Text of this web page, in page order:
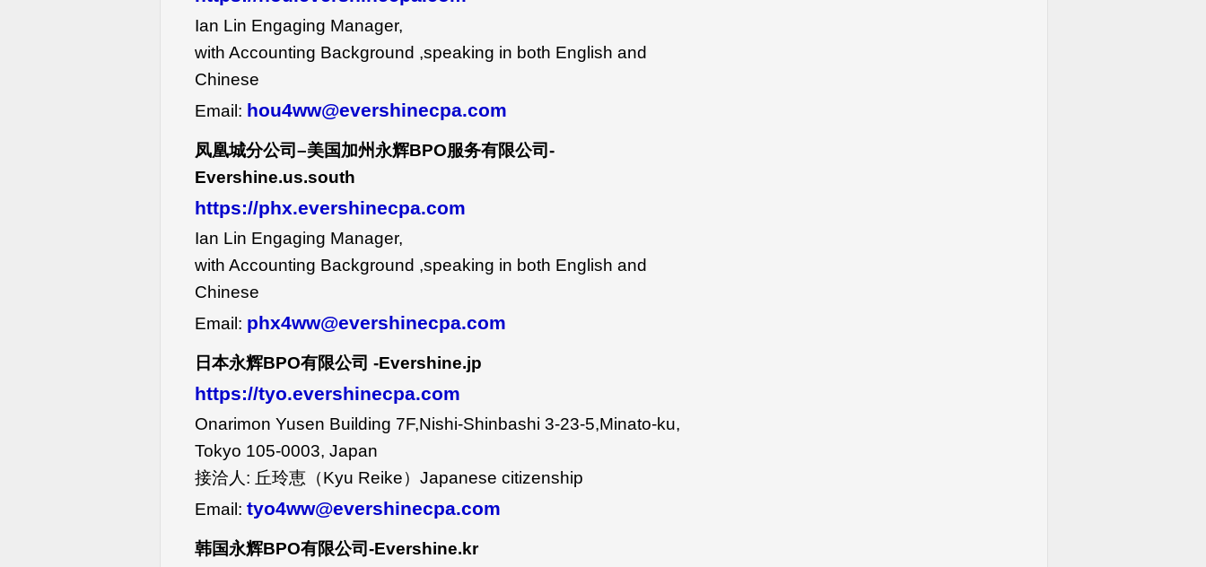
Ian Lin Engaging Manager,
with Accounting Background ,speaking in both English and
Chinese
Email: hou4ww@evershinecpa.com
凤凰城分公司–美国加州永辉BPO服务有限公司-
Evershine.us.south
https://phx.evershinecpa.com
Ian Lin Engaging Manager,
with Accounting Background ,speaking in both English and
Chinese
Email: phx4ww@evershinecpa.com
日本永辉BPO有限公司 -Evershine.jp
https://tyo.evershinecpa.com
Onarimon Yusen Building 7F,Nishi-Shinbashi 3-23-5,Minato-ku,
Tokyo 105-0003, Japan
接洽人: 丘玲恵（Kyu Reike）Japanese citizenship
Email: tyo4ww@evershinecpa.com
韩国永辉BPO有限公司-Evershine.kr